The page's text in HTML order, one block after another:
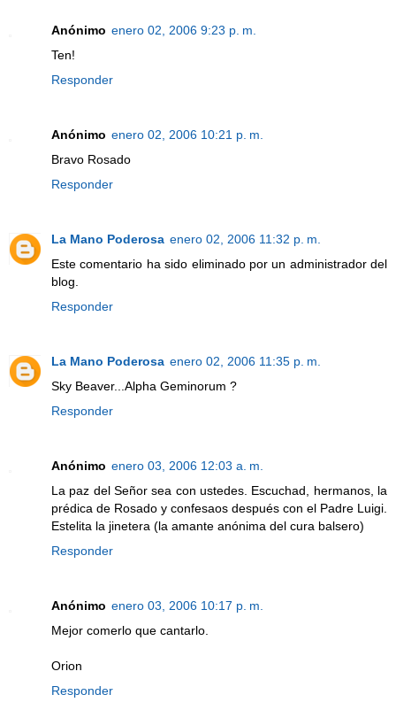
Anónimo enero 02, 2006 9:23 p. m.
Ten!
Responder
Anónimo enero 02, 2006 10:21 p. m.
Bravo Rosado
Responder
La Mano Poderosa enero 02, 2006 11:32 p. m.
Este comentario ha sido eliminado por un administrador del
blog.
Responder
La Mano Poderosa enero 02, 2006 11:35 p. m.
Sky Beaver...Alpha Geminorum ?
Responder
Anónimo enero 03, 2006 12:03 a. m.
La paz del Señor sea con ustedes. Escuchad, hermanos, la
prédica de Rosado y confesaos después con el Padre Luigi.
Estelita la jinetera (la amante anónima del cura balsero)
Responder
Anónimo enero 03, 2006 10:17 p. m.
Mejor comerlo que cantarlo.
Orion
Responder